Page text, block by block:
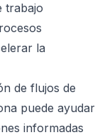
trabajo
la
de flujos de
puede ayudar
informadas